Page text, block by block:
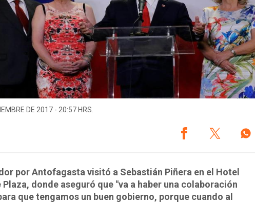
DE 2017 - 20:57 HRS.
por Antofagasta visitó a Sebastián Piñera en el Hotel
Plaza, donde aseguró que "va a haber una colaboración
que tengamos un buen gobierno, porque cuando al